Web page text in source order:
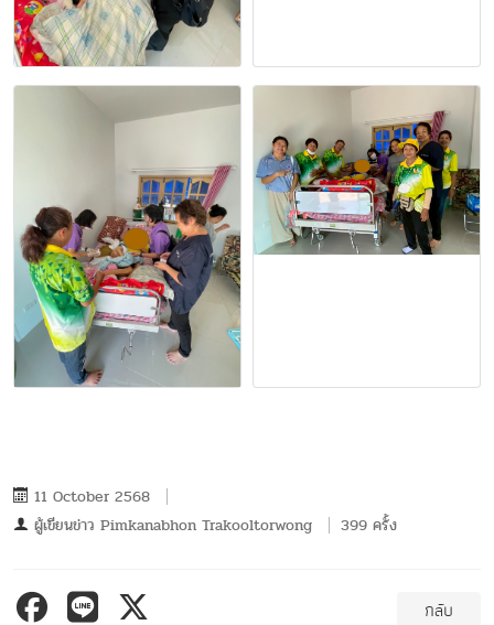
11 October 2568
ผู้เขียนข่าว Pimkanabhon Trakooltorwong 399 ครั้ง
กลับ